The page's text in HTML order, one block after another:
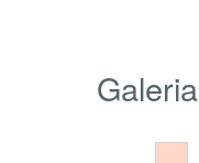
Galeria